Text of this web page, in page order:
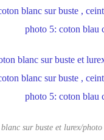
sur buste et lurex/